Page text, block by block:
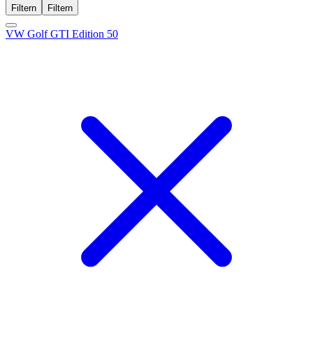
Filtern Filtern
VW Golf GTI Edition 50